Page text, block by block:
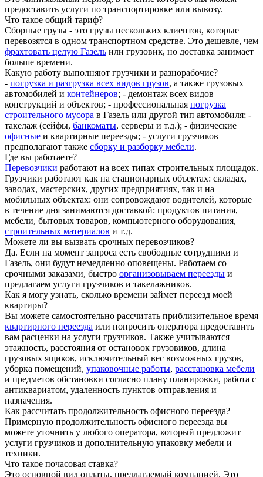
предоставить услуги по транспортировке или вывозу.
Что такое общий тариф?
Сборные грузы - это грузы нескольких клиентов, которые
перевозятся в одном транспортном средстве. Это дешевле, чем
фрахтовать целую Газель или грузовик, но доставка занимает
больше времени.
Какую работу выполняют грузчики и разнорабочие?
- погрузка и разгрузка всех видов грузов, а также грузовых
автомобилей и контейнеров; - демонтаж всех видов
конструкций и объектов; - профессиональная погрузка
строительного мусора в Газель или другой тип автомобиля; -
такелаж (сейфы, банкоматы, серверы и т.д.); - физические
офисные и квартирные переезды; - услуги грузчиков
предполагают также сборку и разборку мебели.
Где вы работаете?
Перевозчики работают на всех типах строительных площадок.
Грузчики работают как на стационарных объектах: складах,
заводах, мастерских, других предприятиях, так и на
мобильных объектах: они сопровождают водителей, которые
в течение дня занимаются доставкой: продуктов питания,
мебели, бытовых товаров, компьютерного оборудования,
строительных материалов и т.д.
Можете ли вы вызвать срочных перевозчиков?
Да. Если на момент запроса есть свободные сотрудники и
Газель, они будут немедленно оповещены. Работаем со
срочными заказами, быстро организовываем переезды и
предлагаем услуги грузчиков и такелажников.
Как я могу узнать, сколько времени займет переезд моей
квартиры?
Вы можете самостоятельно рассчитать приблизительное время
квартирного переезда или попросить оператора предоставить
вам расценки на услуги грузчиков. Также учитываются
этажность, расстояния от остановок грузовиков, длина
грузовых ящиков, исключительный вес возможных грузов,
уборка помещений, упаковочные работы, расстановка мебели
и предметов обстановки согласно плану планировки, работа с
антиквариатом, удаленность пунктов отправления и
назначения.
Как рассчитать продолжительность офисного переезда?
Примерную продолжительность офисного переезда вы
можете уточнить у любого оператора, который предложит
услуги грузчиков и дополнительную упаковку мебели и
техники.
Что такое почасовая ставка?
Это основной вид оплаты, предлагаемый компанией. Это